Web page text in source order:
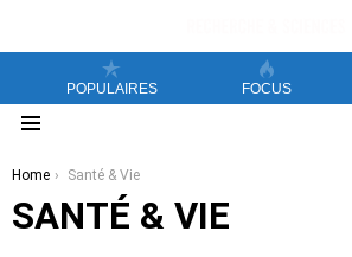
POPULAIRES FOCUS
You are here:
Home Santé & Vie
SANTÉ & VIE